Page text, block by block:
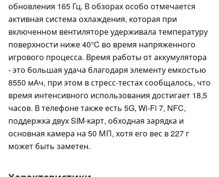
обновления 165 Гц. В обзорах особо отмечается
активная система охлаждения, которая при
включенном вентиляторе удерживала температуру
поверхности ниже 40°C во время напряженного
игрового процесса. Время работы от аккумулятора
- это большая удача благодаря элементу емкостью
8550 мАч, при этом в стресс-тестах сообщалось, что
время интенсивного использования достигает 18,5
часов. В телефоне также есть 5G, Wi-Fi 7, NFC,
поддержка двух SIM-карт, обходная зарядка и
основная камера на 50 МП, хотя его вес в 227 г
может быть заметен.